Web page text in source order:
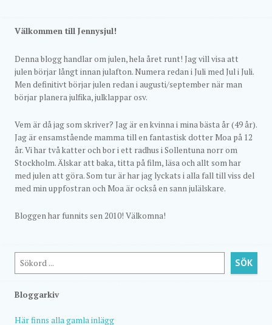
Välkommen till Jennysjul!
Denna blogg handlar om julen, hela året runt! Jag vill visa att
julen börjar långt innan julafton. Numera redan i Juli med Jul i Juli.
Men definitivt börjar julen redan i augusti/september när man
börjar planera julfika, julklappar osv.
Vem är då jag som skriver? Jag är en kvinna i mina bästa år (49 år).
Jag är ensamstående mamma till en fantastisk dotter Moa på 12
år. Vi har två katter och bor i ett radhus i Sollentuna norr om
Stockholm. Älskar att baka, titta på film, läsa och allt som har
med julen att göra. Som tur är har jag lyckats i alla fall till viss del
med min uppfostran och Moa är också en sann julälskare.
Bloggen har funnits sen 2010! Välkomna!
Sök SÖK
Bloggarkiv
Här finns alla gamla inlägg